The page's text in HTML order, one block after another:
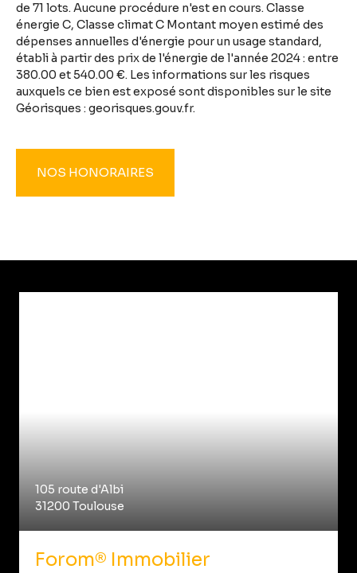
de 71 lots. Aucune procédure n'est en cours. Classe
énergie C, Classe climat C Montant moyen estimé des
dépenses annuelles d'énergie pour un usage standard,
établi à partir des prix de l'énergie de l'année 2024 : entre
380.00 et 540.00 €. Les informations sur les risques
auxquels ce bien est exposé sont disponibles sur le site
Géorisques : georisques.gouv.fr.
NOS HONORAIRES
105 route d'Albi
31200 Toulouse
Forom® Immobilier